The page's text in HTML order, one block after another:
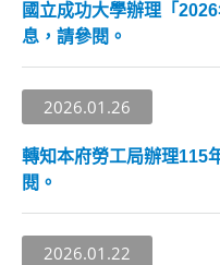
國立成功大學辦理「
息，請參閱。
2026.01.26
轉知本府勞工局辦理115
閱。
2026.01.22